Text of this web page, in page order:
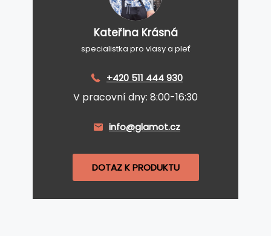
Kateřina Krásná
specialistka pro vlasy a pleť
+420 511 444 930
V pracovní dny: 8:00-16:30
info@glamot.cz
DOTAZ K PRODUKTU